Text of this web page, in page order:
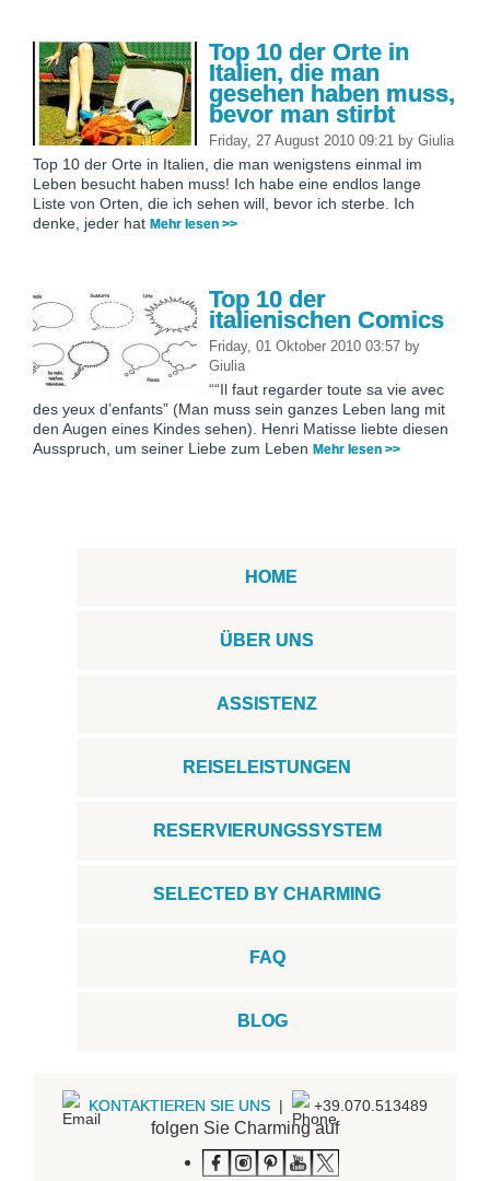
Top 10 der Orte in
Italien, die man
gesehen haben muss,
bevor man stirbt
Friday, 27 August 2010 09:21 by Giulia
Top 10 der Orte in Italien, die man wenigstens einmal im
Leben besucht haben muss! Ich habe eine endlos lange
Liste von Orten, die ich sehen will, bevor ich sterbe. Ich
denke, jeder hat Mehr lesen >>
Top 10 der
italienischen Comics
Friday, 01 Oktober 2010 03:57 by
Giulia
““Il faut regarder toute sa vie avec
des yeux d’enfants” (Man muss sein ganzes Leben lang mit
den Augen eines Kindes sehen). Henri Matisse liebte diesen
Ausspruch, um seiner Liebe zum Leben Mehr lesen >>
HOME
ÜBER UNS
ASSISTENZ
REISELEISTUNGEN
RESERVIERUNGSSYSTEM
SELECTED BY CHARMING
FAQ
BLOG
KONTAKTIEREN SIE UNS | +39.070.513489
folgen Sie Charming auf